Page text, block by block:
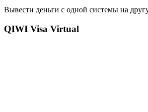
Вывести деньги с одной системы на
QIWI Visa Virtual